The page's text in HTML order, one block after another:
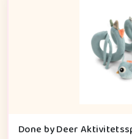
Done by Deer